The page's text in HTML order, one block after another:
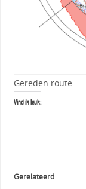
Gereden route
Vind ik leuk:
Gerelateerd